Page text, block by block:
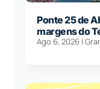
Ponte 25 de
margens do
Ago 6, 2026 |